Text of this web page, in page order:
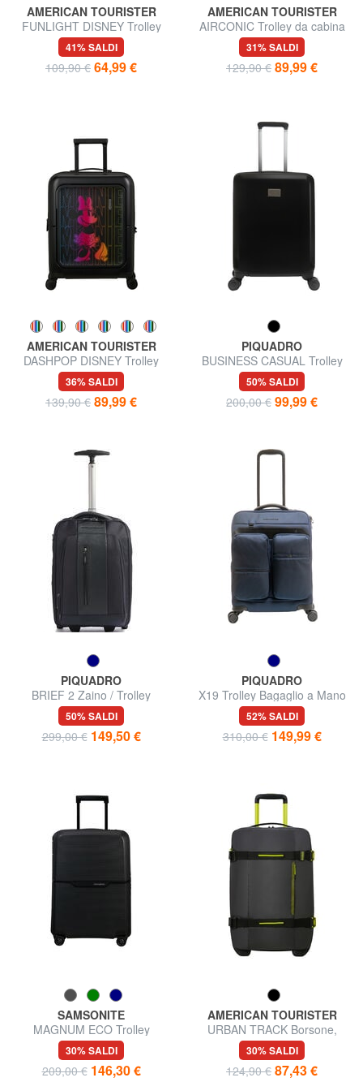
AMERICAN TOURISTER
FUNLIGHT DISNEY Trolley
Bagaglio a Mano
41% SALDI
109,90 € 64,99 €
AMERICAN TOURISTER
AIRCONIC Trolley da cabina
leggero
31% SALDI
129,90 € 89,99 €
AMERICAN TOURISTER
DASHPOP DISNEY Trolley
Bagaglio a Mano, espandibile
36% SALDI
139,90 € 89,99 €
PIQUADRO
BUSINESS CASUAL Trolley
Bagaglio a Mano
50% SALDI
200,00 € 99,99 €
PIQUADRO
BRIEF 2 Zaino / Trolley
Underseater
50% SALDI
299,00 € 149,50 €
PIQUADRO
X19 Trolley Bagaglio a Mano
52% SALDI
310,00 € 149,99 €
SAMSONITE
MAGNUM ECO Trolley
bagaglio a mano
30% SALDI
209,00 € 146,30 €
AMERICAN TOURISTER
URBAN TRACK Borsone,
bagaglio a mano, con ruote
30% SALDI
124,90 € 87,43 €